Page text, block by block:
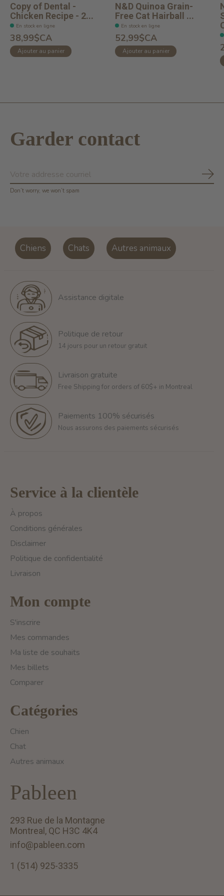
Copy of Dental -
Chicken Recipe - 2...
En stock en ligne
38,99$CA
Ajouter au panier
N&D Quinoa Grain-
Free Cat Hairball ...
En stock en ligne
52,99$CA
Ajouter au panier
Garder contact
Don’t worry, we won’t spam
Chiens Chats Autres animaux
Assistance digitale
Politique de retour
14 jours pour un retour gratuit
Livraison gratuite
Free Shipping for orders of 60$+ in Montreal
Paiements 100% sécurisés
Nous assurons des paiements sécurisés
Service à la clientèle
À propos
Conditions générales
Disclaimer
Politique de confidentialité
Livraison
Mon compte
S'inscrire
Mes commandes
Ma liste de souhaits
Mes billets
Comparer
Catégories
Chien
Chat
Autres animaux
Pableen
293 Rue de la Montagne
Montreal, QC H3C 4K4
info@pableen.com
1 (514) 925-3335